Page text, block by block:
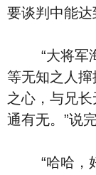
要谈判中能达
“大将军海
等无知之人
之心，与兄
通有无。”说
“哈哈，好